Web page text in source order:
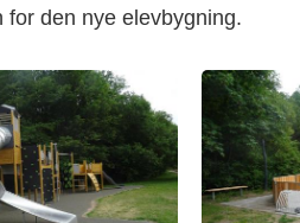
for den nye elevbygning.